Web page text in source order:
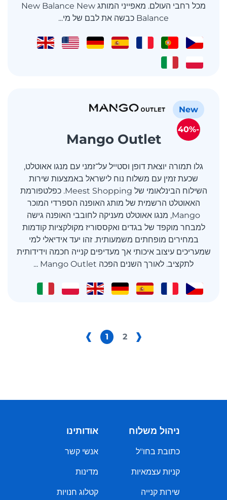
מכל רחבי העולם. מאפייני המותג New Balance New
Balance כבשה את לבם של מי...
Mango Outlet
גלו תמורה יוצאת דופן וסטייל על־זמני עם מנגו אאוטלט,
שכעת זמין עם משלוח נוח לישראל באמצעות שירות
השילוח הבינלאומי של Meest Shopping. כפלטפורמת
האאוטלט הרשמית של מותג האופנה הספרדי המוכר
Mango, מנגו אאוטלט מעניקה לחובבי האופנה גישה
למבחר מוקפד של בגדים ואקססוריז מקולקציות קודמות
במחירים מופחתים משמעותית. זהו יעד אידיאלי למי
שמעריכים עיצוב איכותי אך מעדיפים קנייה חכמה וידידותית
לתקציב. לאורך השנים הפכה Mango Outlet ...
New
-40%
1 2
ניהול משלוח
כתובת בחו"ל
קניות עצמאיות
שירות קנייה
אודותינו
אנשי קשר
מדינות
קטלוג חנויות